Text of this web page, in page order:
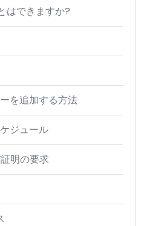
はできますか?
を追加する方法
ジュール
明の要求